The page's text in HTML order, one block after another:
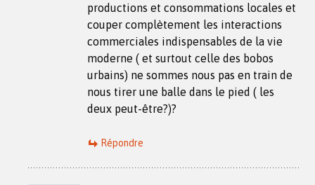
productions et consommations locales et
couper complètement les interactions
commerciales indispensables de la vie
moderne ( et surtout celle des bobos
urbains) ne sommes nous pas en train de
nous tirer une balle dans le pied ( les
deux peut-être?)?
Répondre